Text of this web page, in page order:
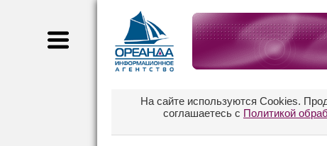
На сайте используются Cookies.
соглашаетесь с Политикой